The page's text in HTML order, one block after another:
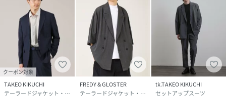
クーポン対象
TAKEO KIKUCHI
テーラードジャケット・ブレザー
FREDY & GLOSTER
テーラードジャケット・ブレザー
tk.TAKEO KIKUCHI
セットアップスーツ